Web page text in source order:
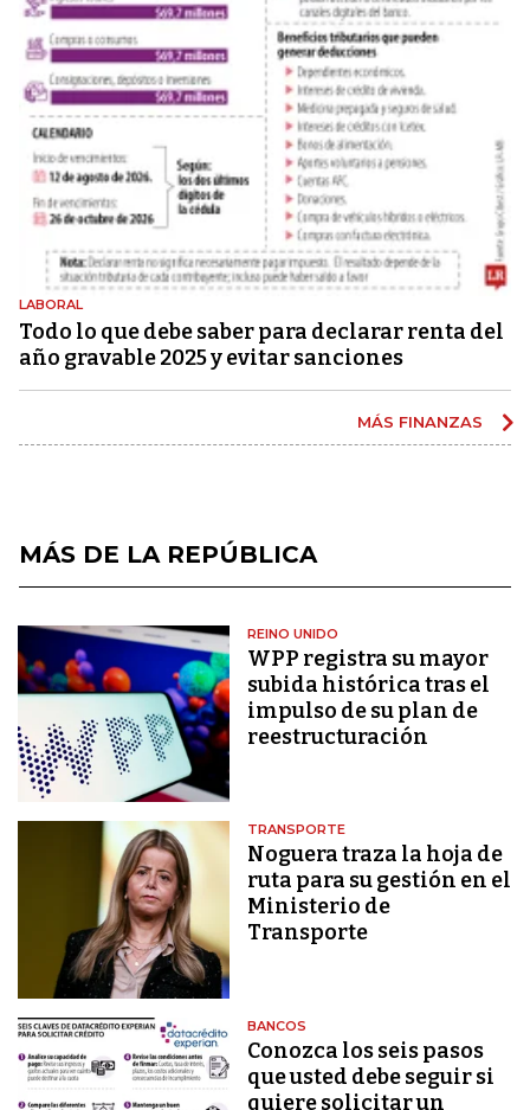
LABORAL
Todo lo que debe saber para declarar renta del
año gravable 2025 y evitar sanciones
MÁS FINANZAS
MÁS DE LA REPÚBLICA
REINO UNIDO
WPP registra su mayor
subida histórica tras el
impulso de su plan de
reestructuración
TRANSPORTE
Noguera traza la hoja de
ruta para su gestión en el
Ministerio de
Transporte
BANCOS
Conozca los seis pasos
que usted debe seguir si
quiere solicitar un